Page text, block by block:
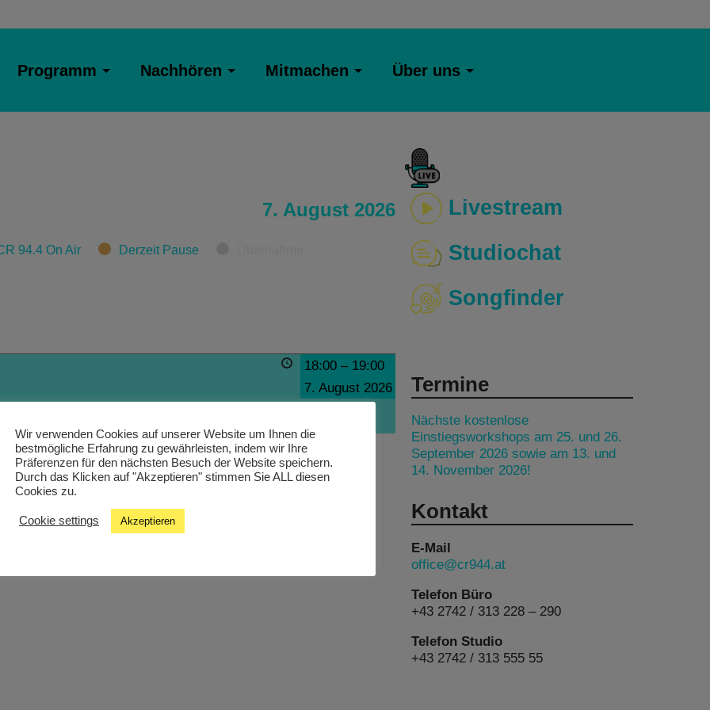
Programm Nachhören Mitmachen Über uns
7. August 2026
94.4 On Air Derzeit Pause
18:00 – 19:00
7. August 2026
Livestream
Studiochat
Songfinder
Termine
Nächste kostenlose
Einstiegsworkshops am 25. und 26.
September 2026 sowie am 13. und
14. November 2026!
Kontakt
E-Mail
office@cr944.at
Telefon Büro
+43 2742 / 313 228 – 290
Telefon Studio
+43 2742 / 313 555 55
Wir verwenden Cookies auf unserer Website um Ihnen die
bestmögliche Erfahrung zu gewährleisten, indem wir Ihre
Präferenzen für den nächsten Besuch der Website speichern.
Durch das Klicken auf "Akzeptieren" stimmen Sie ALL diesen
Cookies zu.
Cookie settings Akzeptieren